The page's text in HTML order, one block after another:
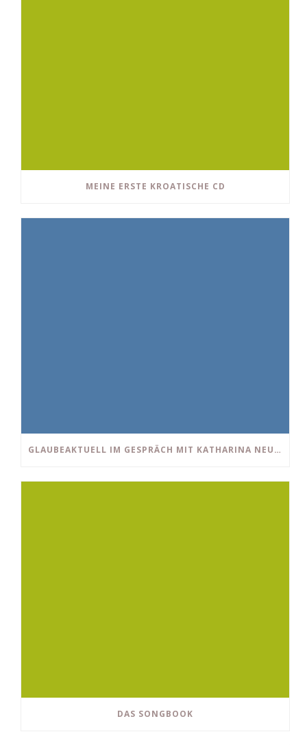
MEINE ERSTE KROATISCHE CD
GLAUBEAKTUELL IM GESPRÄCH MIT KATHARINA NEUDECK
DAS SONGBOOK